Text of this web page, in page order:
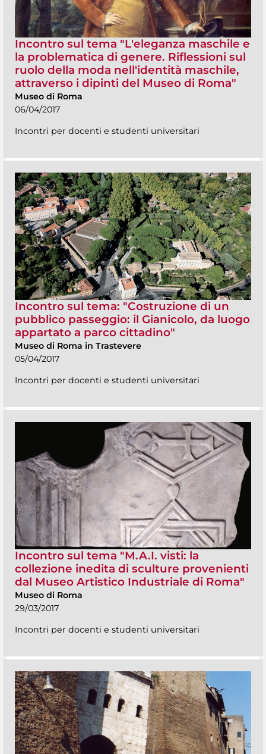
Incontro sul tema "L'eleganza maschile e
la problematica di genere. Riflessioni sul
ruolo della moda nell'identità maschile,
attraverso i dipinti del Museo di Roma"
Museo di Roma
06/04/2017
Incontri per docenti e studenti universitari
Incontro sul tema: "Costruzione di un
pubblico passeggio: il Gianicolo, da luogo
appartato a parco cittadino"
Museo di Roma in Trastevere
05/04/2017
Incontri per docenti e studenti universitari
Incontro sul tema "M.A.I. visti: la
collezione inedita di sculture provenienti
dal Museo Artistico Industriale di Roma"
Museo di Roma
29/03/2017
Incontri per docenti e studenti universitari